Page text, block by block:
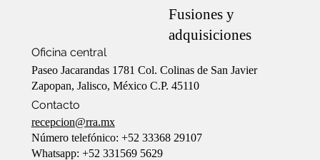
Fusiones y
adquisiciones
Oficina central
Paseo Jacarandas 1781 Col. Colinas de San Javier
Zapopan, Jalisco, México C.P. 45110
Contacto
recepcion@rra.mx
Número telefónico: +52 33368 29107
Whatsapp: +52 331569 5629